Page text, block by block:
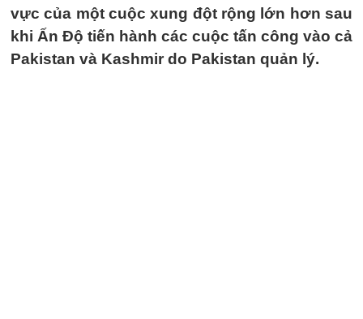
vực của một cuộc xung đột rộng lớn hơn sau
khi Ấn Độ tiến hành các cuộc tấn công vào cả
Pakistan và Kashmir do Pakistan quản lý.